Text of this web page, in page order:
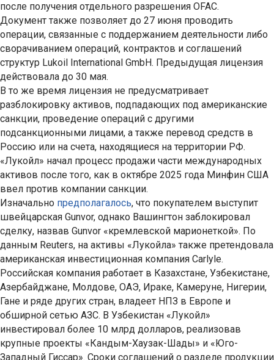
после получения отдельного разрешения OFAC.
Документ также позволяет до 27 июня проводить
операции, связанные с поддержанием деятельности либо
сворачиванием операций, контрактов и соглашений
структур Lukoil International GmbH. Предыдущая лицензия
действовала до 30 мая.
В то же время лицензия не предусматривает
разблокировку активов, подпадающих под американские
санкции, проведение операций с другими
подсанкционными лицами, а также перевод средств в
Россию или на счета, находящиеся на территории РФ.
«Лукойл» начал процесс продажи части международных
активов после того, как в октябре 2025 года Минфин США
ввел против компании санкции.
Изначально предполагалось, что покупателем выступит
швейцарская Gunvor, однако Вашингтон заблокировал
сделку, назвав Gunvor «кремлевской марионеткой». По
данным Reuters, на активы «Лукойла» также претендовала
американская инвестиционная компания Carlyle.
Российская компания работает в Казахстане, Узбекистане,
Азербайджане, Молдове, ОАЭ, Ираке, Камеруне, Нигерии,
Гане и ряде других стран, владеет НПЗ в Европе и
обширной сетью АЗС. В Узбекистан «Лукойл»
инвестировал более 10 млрд долларов, реализовав
крупные проекты «Кандым-Хаузак-Шады» и «Юго-
Западный Гиссар». Сроки соглашений о разделе продукции